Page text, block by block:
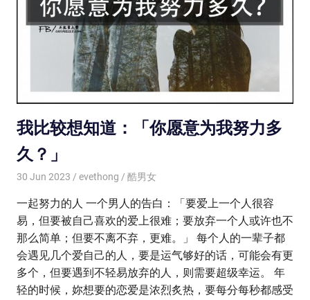
我比较想知道：「你愿意为我努力多
久？」
30 Jun 2023 evethong 酷男女
一起努力的人 一个男人的告白：「要爱上一个人很容
易，但要被自己喜欢的爱上很难；要放弃一个人或许也不
那么简单；但要不离不弃，更难。」 每个人的一辈子都
会遇见几个爱自己的人，要是运气够好的话，可能会有更
多个，但要遇到不轻易放弃的人，则需要超级幸运。 年
轻的时候，妳想要的恋爱是浓烈炙热，要每分每秒都感受